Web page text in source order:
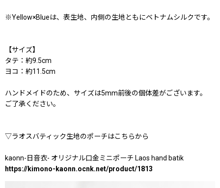
※Yellow×Blueは、表生地、内側の生地ともにベトナムシルクです。
【サイズ】
タテ：約9.5cm
ヨコ：約11.5cm
ハンドメイドのため、サイズは5mm前後の個体差がございます。
ご了承ください。
▽ラオスバティック生地のポーチはこちらから
kaonn-日音衣- オリジナル口金ミニポーチ Laos hand batik
https://kimono-kaonn.ocnk.net/product/1813